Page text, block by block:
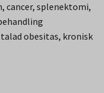
cancer, splenektomi,
obesitas, kronisk